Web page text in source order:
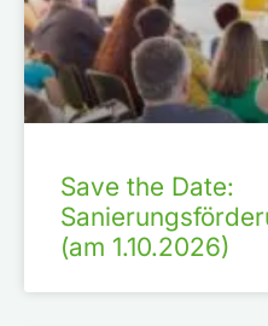
Save the Date:
(am 1.10.2026)